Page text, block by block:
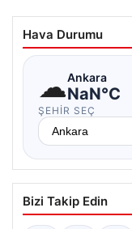
Hava Durumu
☁Ankara
NaN°C
ŞEHIR SEÇ
Bizi Takip Edin